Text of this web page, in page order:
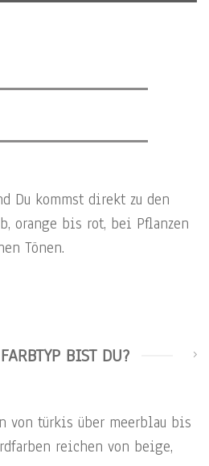
Du kommst direkt zu den
orange bis rot, bei Pflanzen
Tönen.
BIST DU?
von türkis über meerblau bis
reichen von beige,